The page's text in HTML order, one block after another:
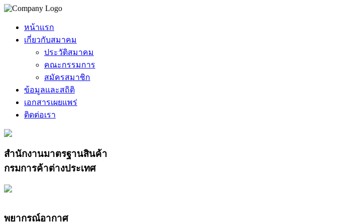
หน้าแรก
เกี่ยวกับสมาคม
ประวัติสมาคม
คณะกรรมการ
สมัครสมาชิก
ข้อมูลและสถิติ
เอกสารเผยแพร่
ติดต่อเรา
สำนักงานมาตรฐานสินค้า
กรมการค้าต่างประเทศ
พยากรณ์อากาศ